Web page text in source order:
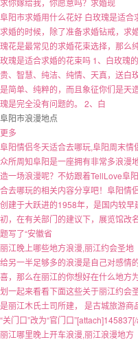
求你嫁给我，你愿意吗？求婚现
阜阳市求婚用什么花好 白玫瑰是适合
求婚的时候，除了准备求婚钻戒，求
瑰花是最常见的求婚花束选择，那么
玫瑰是适合求婚的花束吗 1、白玫瑰
贵、智慧、纯洁、纯情、天真，送白
是简单、纯粹的，而且象征你们是天
瑰是完全没有问题的。 2、白
阜阳市浪漫地点
更多
阜阳情侣冬天适合去哪玩,阜阳周末情
众所周知阜阳是一座拥有非常多浪漫
造一场浪漫呢？不妨跟着TellLove阜
合去哪玩的相关内容分享吧！阜阳情
创建于大跃进的1958年，是国内较
初，在有关部门的建议下，展览馆改
题写了“安徽省
丽江晚上哪些地方浪漫,丽江约会圣地
给另一半足够多的浪漫是自己对感情
喜，那么在丽江的你想好在什么地方
划一起来看看下面这些关于丽江约会
是丽江木氏土司所建， 是古城旅游
“关门口”改为“官门口
丽江哪里晚上开车浪漫,丽江浪漫地方